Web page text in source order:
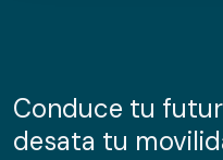
información sobre el uso
nuestros partners de
Conduce tu
desata tu